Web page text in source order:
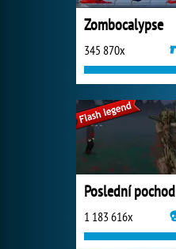
Zombocalypse
345 870x
Poslední pochod
1 183 616x